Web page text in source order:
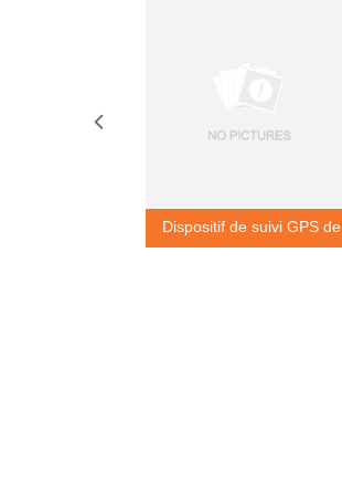
Dispositif de suivi GPS de